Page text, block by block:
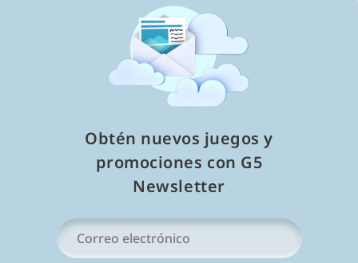
mahjong en línea con rompecabezas misteriosos y
construcción de ciudades.
Obtén nuevos juegos y
promociones con G5
Newsletter
Tu
correo
electrónico